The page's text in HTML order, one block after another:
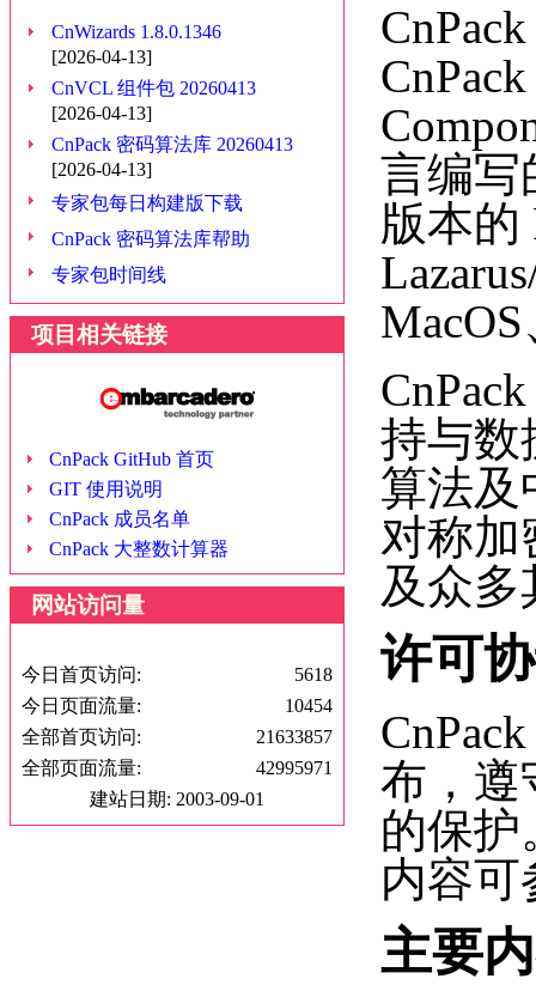
CnWizards 1.8.0.1346
[2026-04-13]
CnVCL 组件包 20260413
[2026-04-13]
CnPack 密码算法库 20260413
[2026-04-13]
专家包每日构建版下载
CnPack 密码算法库帮助
专家包时间线
项目相关链接
CnPack GitHub 首页
GIT 使用说明
CnPack 成员名单
CnPack 大整数计算器
网站访问量
今日首页访问:
5618
今日页面流量:
10454
全部首页访问:
21633857
全部页面流量:
42995971
建站日期: 2003-09-01
言编写
版本的
持与数
算法及
对称加
及众多
许可
布，遵
的保护
内容可
主要